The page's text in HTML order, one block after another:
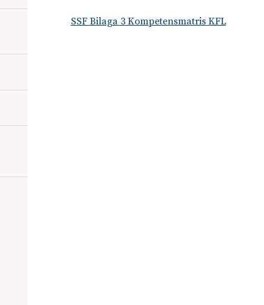
SSF Bilaga 3 Kompetensmatris KFL